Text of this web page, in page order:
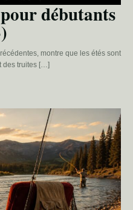
débutants
montre que les étés sont
des truites […]